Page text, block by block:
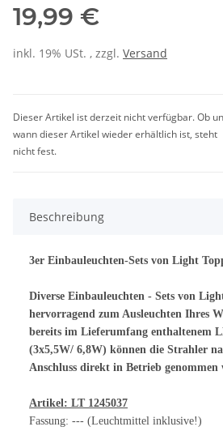
19,99 €
inkl. 19% USt. , zzgl. Versand
Dieser Artikel ist derzeit nicht verfügbar. Ob
wann dieser Artikel wieder erhältlich ist, steht
nicht fest.
Beschreibung
3er Einbauleuchten-Sets von Light
Diverse Einbauleuchten - Sets von
hervorragend zum Ausleuchten Ihres
bereits im Lieferumfang enthaltenem
(3x5,5W/ 6,8W) können die Strahler
Anschluss direkt in Betrieb genommen
Artikel: LT 1245037
Fassung: --- (Leuchtmittel inklusive!)